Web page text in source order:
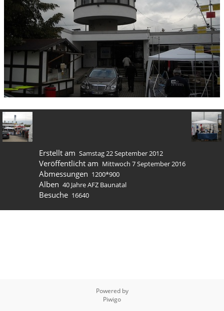
Erstellt am Samstag 22 September 2012
Veröffentlicht am Mittwoch 7 September 2016
Abmessungen 1200*900
Alben 40 Jahre AFZ Baunatal
Besuche 16640
Powered by
Piwigo